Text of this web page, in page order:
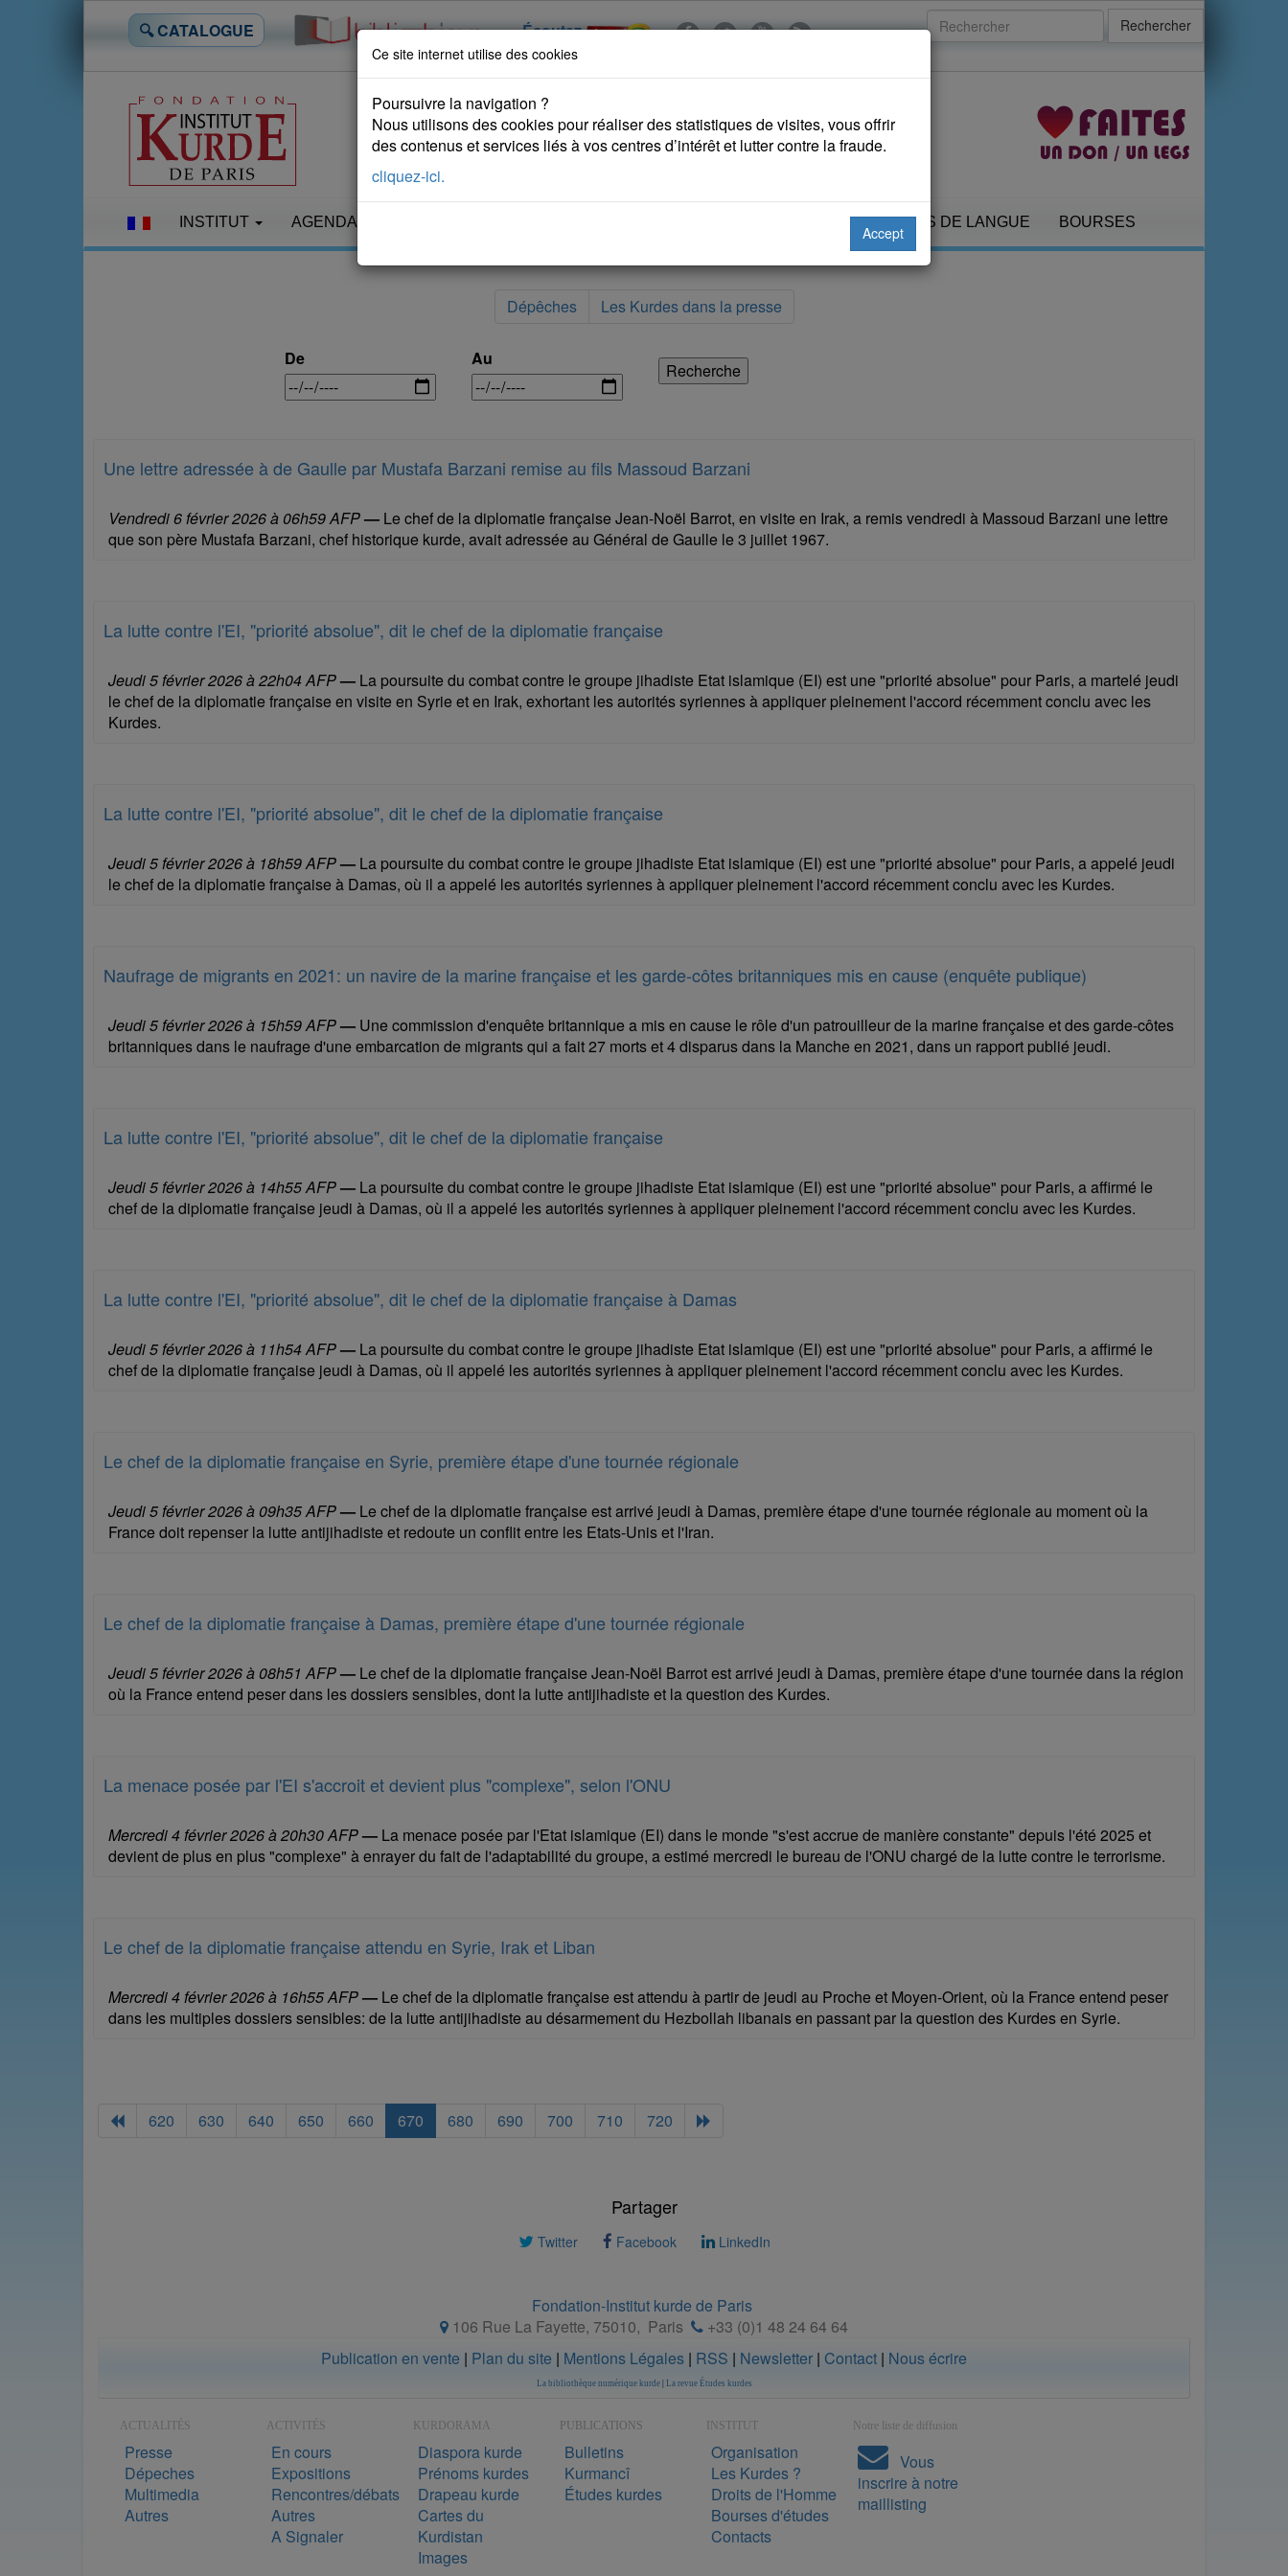
🔍 CATALOGUE Écoutez Rechercher
INSTITUT AGENDA DROITS DE L'HOMME COURS DE LANGUE BOURSES
Dépêches Les Kurdes dans la presse
De Au
Une lettre adressée à de Gaulle par Mustafa Barzani remise au fils Massoud Barzani
Vendredi 6 février 2026 à 06h59 AFP— Le chef de la diplomatie française Jean-Noël Barrot, en visite en Irak, a remis vendredi à Massoud Barzani une lettre
que son père Mustafa Barzani, chef historique kurde, avait adressée au Général de Gaulle le 3 juillet 1967.
La lutte contre l'EI, "priorité absolue", dit le chef de la diplomatie française
Jeudi 5 février 2026 à 22h04 AFP— La poursuite du combat contre le groupe jihadiste Etat islamique (EI) est une "priorité absolue" pour Paris, a martelé jeudi
le chef de la diplomatie française en visite en Syrie et en Irak, exhortant les autorités syriennes à appliquer pleinement l'accord récemment conclu avec les
Kurdes.
La lutte contre l'EI, "priorité absolue", dit le chef de la diplomatie française
Jeudi 5 février 2026 à 18h59 AFP— La poursuite du combat contre le groupe jihadiste Etat islamique (EI) est une "priorité absolue" pour Paris, a appelé jeudi
le chef de la diplomatie française à Damas, où il a appelé les autorités syriennes à appliquer pleinement l'accord récemment conclu avec les Kurdes.
Naufrage de migrants en 2021: un navire de la marine française et les garde-côtes britanniques mis en cause (enquête publique)
Jeudi 5 février 2026 à 15h59 AFP— Une commission d'enquête britannique a mis en cause le rôle d'un patrouilleur de la marine française et des garde-côtes
britanniques dans le naufrage d'une embarcation de migrants qui a fait 27 morts et 4 disparus dans la Manche en 2021, dans un rapport publié jeudi.
La lutte contre l'EI, "priorité absolue", dit le chef de la diplomatie française
Jeudi 5 février 2026 à 14h55 AFP— La poursuite du combat contre le groupe jihadiste Etat islamique (EI) est une "priorité absolue" pour Paris, a affirmé le
chef de la diplomatie française jeudi à Damas, où il a appelé les autorités syriennes à appliquer pleinement l'accord récemment conclu avec les Kurdes.
La lutte contre l'EI, "priorité absolue", dit le chef de la diplomatie française à Damas
Jeudi 5 février 2026 à 11h54 AFP— La poursuite du combat contre le groupe jihadiste Etat islamique (EI) est une "priorité absolue" pour Paris, a affirmé le
chef de la diplomatie française jeudi à Damas, où il appelé les autorités syriennes à appliquer pleinement l'accord récemment conclu avec les Kurdes.
Le chef de la diplomatie française en Syrie, première étape d'une tournée régionale
Jeudi 5 février 2026 à 09h35 AFP— Le chef de la diplomatie française est arrivé jeudi à Damas, première étape d'une tournée régionale au moment où la
France doit repenser la lutte antijihadiste et redoute un conflit entre les Etats-Unis et l'Iran.
Le chef de la diplomatie française à Damas, première étape d'une tournée régionale
Jeudi 5 février 2026 à 08h51 AFP— Le chef de la diplomatie française Jean-Noël Barrot est arrivé jeudi à Damas, première étape d'une tournée dans la région
où la France entend peser dans les dossiers sensibles, dont la lutte antijihadiste et la question des Kurdes.
La menace posée par l'EI s'accroit et devient plus "complexe", selon l'ONU
Mercredi 4 février 2026 à 20h30 AFP— La menace posée par l'Etat islamique (EI) dans le monde "s'est accrue de manière constante" depuis l'été 2025 et
devient de plus en plus "complexe" à enrayer du fait de l'adaptabilité du groupe, a estimé mercredi le bureau de l'ONU chargé de la lutte contre le terrorisme.
Le chef de la diplomatie française attendu en Syrie, Irak et Liban
Mercredi 4 février 2026 à 16h55 AFP— Le chef de la diplomatie française est attendu à partir de jeudi au Proche et Moyen-Orient, où la France entend peser
dans les multiples dossiers sensibles: de la lutte antijihadiste au désarmement du Hezbollah libanais en passant par la question des Kurdes en Syrie.
620 630 640 650 660 670 680 690 700 710 720
Partager
Twitter Facebook LinkedIn
Fondation-Institut kurde de Paris
106 Rue La Fayette, 75010, Paris
+33 (0)1 48 24 64 64
Publication en vente | Plan du site | Mentions Légales | RSS | Newsletter | Contact | Nous écrire
La bibliothèque numérique kurde| La revue Études kurdes
ACTUALITÉS
Presse
Dépeches
Multimedia
Autres
ACTIVITÉS
En cours
Expositions
Rencontres/débats
Autres
A Signaler
KURDORAMA
Diaspora kurde
Prénoms kurdes
Drapeau kurde
Cartes du
Kurdistan
Images
PUBLICATIONS
Bulletins
Kurmancî
Études kurdes
INSTITUT
Organisation
Les Kurdes ?
Droits de l'Homme
Bourses d'études
Contacts
Notre liste de diffusion
Vous
inscrire à notre
maillisting
Ce site internet utilise des cookies
Poursuivre la navigation ?
Nous utilisons des cookies pour réaliser des statistiques de visites, vous offrir
des contenus et services liés à vos centres d’intérêt et lutter contre la fraude.
cliquez-ici.
Accept